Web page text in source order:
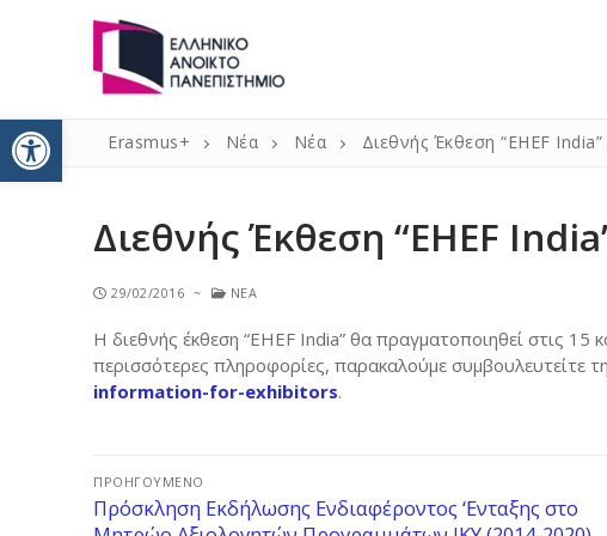
Ανοίξτε τη γραμμή εργαλείων
Νέα
Κινητικότητα για
Δήλωση Πολιτικής
Επικοινωνία
Erasmus+ Νέα Νέα Διεθνής Έκθεση “EHEF
Διεθνής Έκθεση “EHEF
29/02/2016 ~ ΝΈΑ
Η διεθνής έκθεση “EHEF India” θα πραγματοποιηθεί στις
περισσότερες πληροφορίες, παρακαλούμε συμβουλευτείτε
information-for-exhibitors.
ΠΡΟΗΓΟΎΜΕΝΟ
Πρόσκληση Εκδήλωσης Ενδιαφέροντος ‘Eνταξης στο